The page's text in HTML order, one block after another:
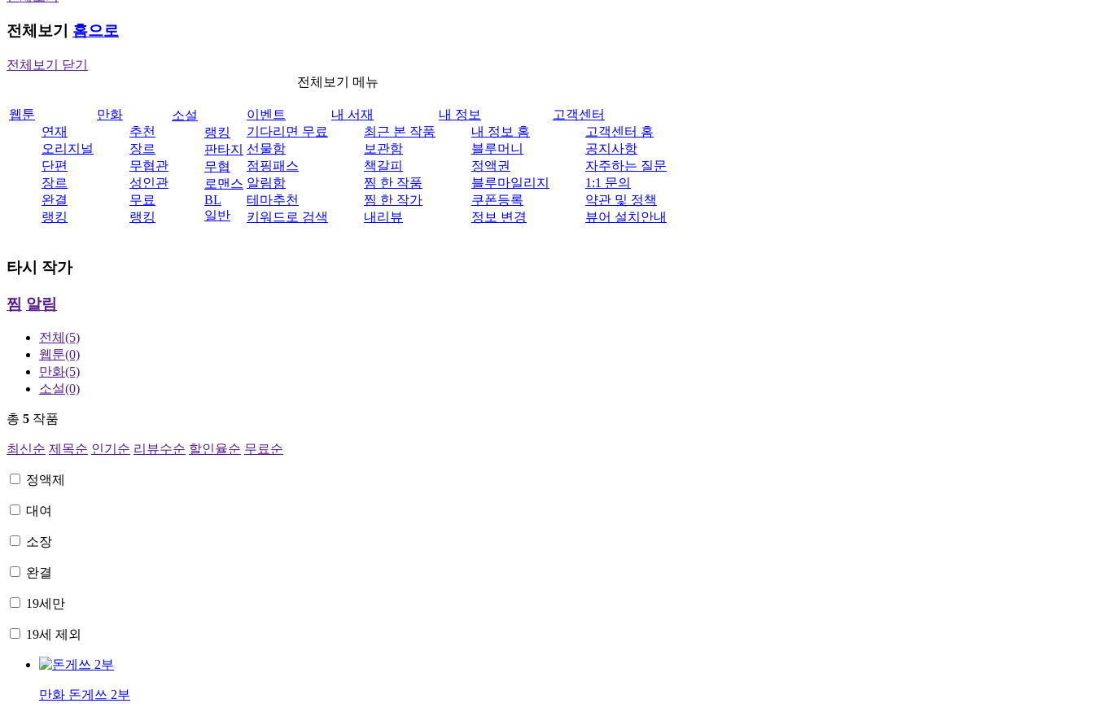
전체보기 홈으로
전체보기 닫기
전체보기 메뉴
웹툰
연재
오리지널
단편
장르
완결
랭킹
만화
추천
장르
무협관
성인관
무료
랭킹
소설
랭킹
판타지
무협
로맨스
BL
일반
이벤트
기다리면 무료
선물함
점핑패스
알림함
테마추천
키워드로 검색
내 서재
최근 본 작품
보관함
책갈피
찜 한 작품
찜 한 작가
내리뷰
내 정보
내 정보 홈
블루머니
정액권
블루마일리지
쿠폰등록
정보 변경
고객센터
고객센터 홈
공지사항
자주하는 질문
1:1 문의
약관 및 정책
뷰어 설치안내
타시 작가
찜 알림
전체 (5)
웹툰(0)
만화(5)
소설(0)
총 5 작품
최신순 제목순 인기순 리뷰수순 할인율순 무료순
정액제
대여
소장
완결
19세만
19세 제외
만화 돈게쓰 2부